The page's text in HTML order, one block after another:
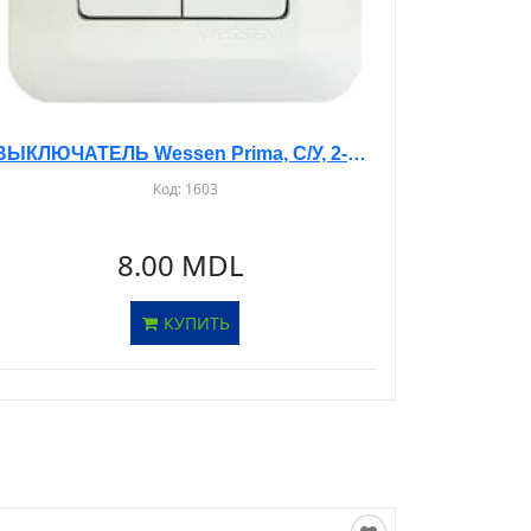
ВЫКЛЮЧАТЕЛЬ Wessen Prima, С/У, 2-КЛ. БЕЖЕВЫЙ, S56-043
Код: 1603
8.00 MDL
КУПИТЬ